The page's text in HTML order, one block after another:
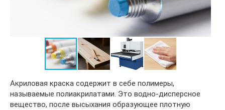
Акриловая краска содержит в себе полимеры,
называемые полиакрилатами. Это водно-дисперсное
вещество, после высыхания образующее плотную